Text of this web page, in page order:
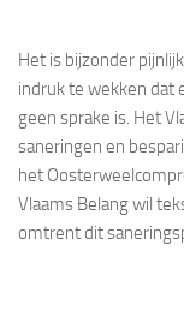
Het is bijzonder
indruk te wekken dat
geen sprake is. Het
saneringen en
het
Vlaams Belang wil
omtrent dit